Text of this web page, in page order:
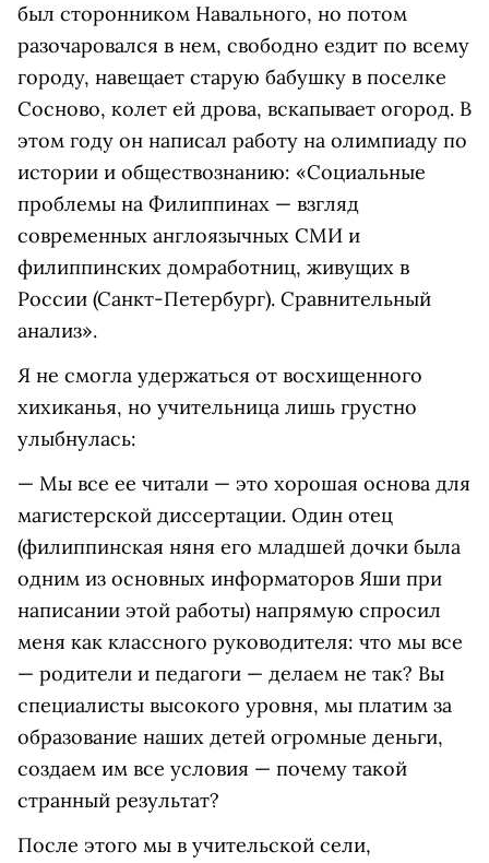
был сторонником Навального, но потом
разочаровался в нем, свободно ездит по всему
городу, навещает старую бабушку в поселке
Сосново, колет ей дрова, вскапывает огород. В
этом году он написал работу на олимпиаду по
истории и обществознанию: «Социальные
проблемы на Филиппинах — взгляд
современных англоязычных СМИ и
филиппинских домработниц, живущих в
России (Санкт-Петербург). Сравнительный
анализ».
Я не смогла удержаться от восхищенного
хихиканья, но учительница лишь грустно
улыбнулась:
— Мы все ее читали — это хорошая основа для
магистерской диссертации. Один отец
(филиппинская няня его младшей дочки была
одним из основных информаторов Яши при
написании этой работы) напрямую спросил
меня как классного руководителя: что мы все
— родители и педагоги — делаем не так? Вы
специалисты высокого уровня, мы платим за
образование наших детей огромные деньги,
создаем им все условия — почему такой
странный результат?
После этого мы в учительской сели,